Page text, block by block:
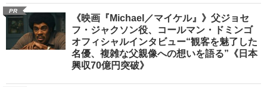
PR
《映画『Michael／マイケル』》父ジョセ
フ・ジャクソン役、コールマン・ドミンゴ
オフィシャルインタビュー“観客を魅了した
名優、複雑な父親像への想いを語る”《日本
興収70億円突破》